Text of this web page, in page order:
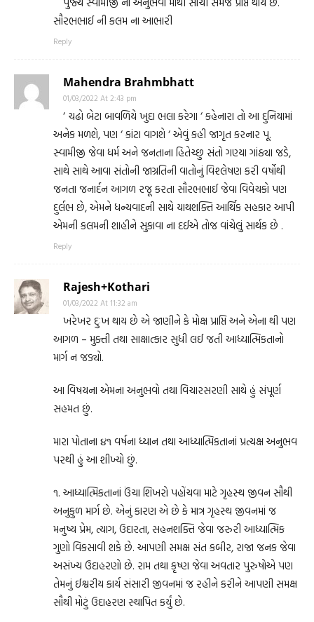
સૌરભભાઈ ની કલમ ના આભારી
Reply
Mahendra Brahmbhatt
01/03/2022 At 2:43 pm
‘ ચઢો બેટા બાવળિયે ખુદા ભલા કરેગા ‘ કહેનારા તો આ દુનિયામાં
અનેક મળશે, પણ ‘ કાંટા વાગશે ‘ એવું કહી જાગૃત કરનાર પૂ.
સ્વામીજી જેવા ધર્મ અને જનતાના હિતેચ્છુ સંતો ગણ્યા ગાંઠ્યા જડે,
સાથે સાથે આવા સંતોની જાગ્રતિની વાતોનું વિશ્લેષણ કરી વર્ષોથી
જનતા જનાર્દન આગળ રજૂ કરતા સૌરભભાઈ જેવા વિવેચકો પણ
દુર્લભ છે, એમને ધન્યવાદની સાથે યાથશક્તિ આર્થિક સહકાર આપી
એમની કલમની શાહીને સુકાવા ના દઈએ તોજ વાંચેલું સાર્થક છે .
Reply
Rajesh+Kothari
01/03/2022 At 11:32 am
ખરેખર દુઃખ થાય છે એ જાણીને કે મોક્ષ પ્રાપ્તિ અને એના થી પણ
આગળ – મુક્તી તથા સાક્ષાત્કાર સુધી લઈ જતી આધ્યાત્મિકતાનો
માર્ગ ન જડ્યો.
આ વિષયના એમના અનુભવો તથા વિચારસરણી સાથે હું સંપૂર્ણ
સહમત છું.
મારા પોતાના ૪૧ વર્ષના ધ્યાન તથા આધ્યાત્મિકતાનાં પ્રત્યક્ષ અનુભવ
પરથી હું આ શીખ્યો છું.
૧. આધ્યાત્મિકતાનાં ઉંચા શિખરો પહોંચવા માટે ગૃહસ્થ જીવન સૌથી
અનુકુળ માર્ગ છે. એનું કારણ એ છે કે માત્ર ગૃહસ્થ જીવનમાં જ
મનુષ્ય પ્રેમ, ત્યાગ, ઉદારતા, સહનશક્તિ જેવા જરુરી આધ્યાત્મિક
ગુણો વિકસાવી શકે છે. આપણી સમક્ષ સંત કબીર, રાજા જનક જેવા
અસંખ્ય ઉદાહરણો છે. રામ તથા કૃષ્ણ જેવા અવતાર પુરુષોએ પણ
તેમનું ઈશ્વરીય કાર્ય સંસારી જીવનમાં જ રહીને કરીને આપણી સમક્ષ
સૌથી મોટું ઉદાહરણ સ્થાપિત કર્યું છે.